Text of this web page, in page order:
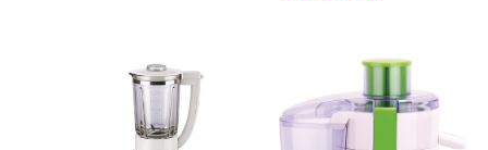
1.190.000 ₫.
là: